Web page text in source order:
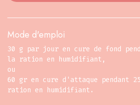
Mode d'emploi
30 g par jour en cure de fond
la ration en humidifiant,
ou
60 gr en cure d'attaque pendant
ration en humidifiant.